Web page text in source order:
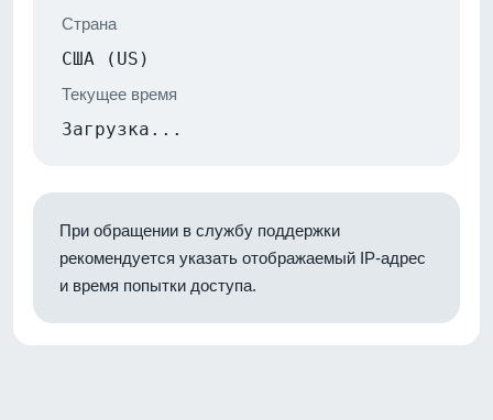
Страна
США (US)
Текущее время
Загрузка...
При обращении в службу поддержки
рекомендуется указать отображаемый IP-адрес
и время попытки доступа.